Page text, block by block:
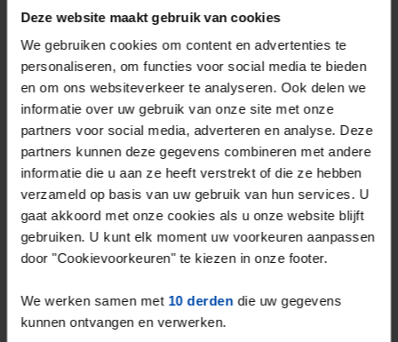
Deze website maakt gebruik van cookies
We gebruiken cookies om content en advertenties te
personaliseren, om functies voor social media te bieden
en om ons websiteverkeer te analyseren. Ook delen we
informatie over uw gebruik van onze site met onze
partners voor social media, adverteren en analyse. Deze
partners kunnen deze gegevens combineren met andere
informatie die u aan ze heeft verstrekt of die ze hebben
verzameld op basis van uw gebruik van hun services. U
gaat akkoord met onze cookies als u onze website blijft
gebruiken. U kunt elk moment uw voorkeuren aanpassen
door "Cookievoorkeuren" te kiezen in onze footer.
We werken samen met 10 derdendie uw gegevens
kunnen ontvangen en verwerken.
Mis de volgende niet →
Lelystad
5 maanden, 2 weken geleden gevonden